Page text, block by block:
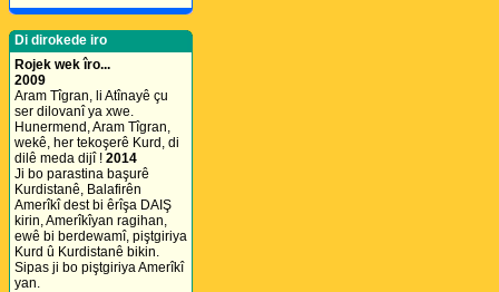
Di dirokede iro
Rojek wek îro...
2009
Aram Tîgran, li Atînayê çu
ser dilovanî ya xwe.
Hunermend, Aram Tîgran,
wekê, her tekoşerê Kurd, di
dilê meda dijî ! 2014
Ji bo parastina başurê
Kurdistanê, Balafirên
Amerîkî dest bi êrîşa DAIŞ
kirin, Amerîkîyan ragihan,
ewê bi berdewamî, piştgiriya
Kurd û Kurdistanê bikin.
Sipas ji bo piştgiriya Amerîkî
yan.